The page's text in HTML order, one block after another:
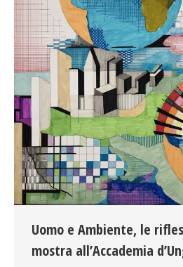
Uomo e Ambiente, le
mostra all’Accademia